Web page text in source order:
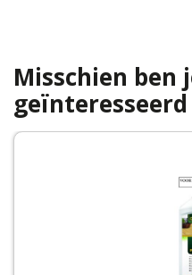
Misschien ben
geïnteresseerd